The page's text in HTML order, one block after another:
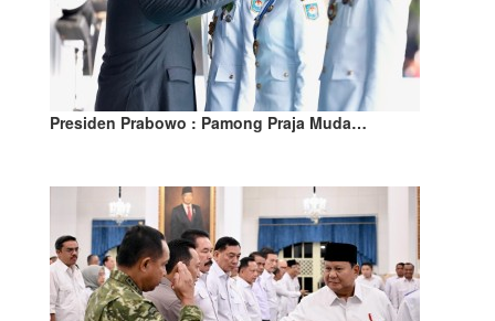
Presiden Prabowo : Pamong Praja Muda…